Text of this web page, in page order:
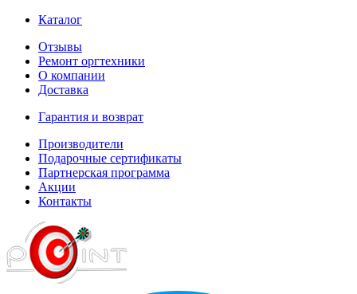
Каталог
Отзывы
Ремонт оргтехники
О компании
Доставка
Гарантия и возврат
Производители
Подарочные сертификаты
Партнерская программа
Акции
Контакты